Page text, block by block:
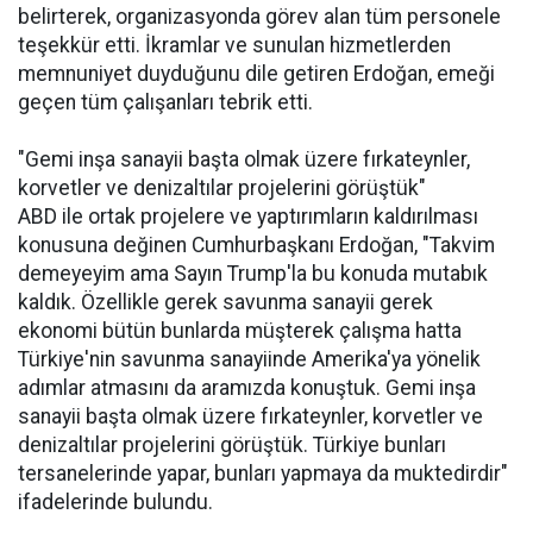
belirterek, organizasyonda görev alan tüm personele
teşekkür etti. İkramlar ve sunulan hizmetlerden
memnuniyet duyduğunu dile getiren Erdoğan, emeği
geçen tüm çalışanları tebrik etti.
"Gemi inşa sanayii başta olmak üzere fırkateynler,
korvetler ve denizaltılar projelerini görüştük"
ABD ile ortak projelere ve yaptırımların kaldırılması
konusuna değinen Cumhurbaşkanı Erdoğan, "Takvim
demeyeyim ama Sayın Trump'la bu konuda mutabık
kaldık. Özellikle gerek savunma sanayii gerek
ekonomi bütün bunlarda müşterek çalışma hatta
Türkiye'nin savunma sanayiinde Amerika'ya yönelik
adımlar atmasını da aramızda konuştuk. Gemi inşa
sanayii başta olmak üzere fırkateynler, korvetler ve
denizaltılar projelerini görüştük. Türkiye bunları
tersanelerinde yapar, bunları yapmaya da muktedirdir"
ifadelerinde bulundu.